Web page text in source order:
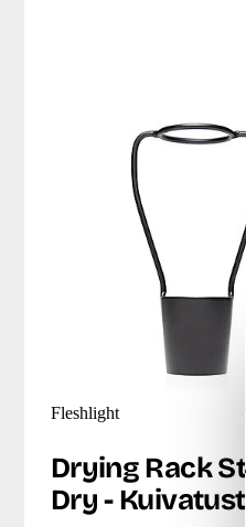
Fleshlight
Drying Rack
Dry -